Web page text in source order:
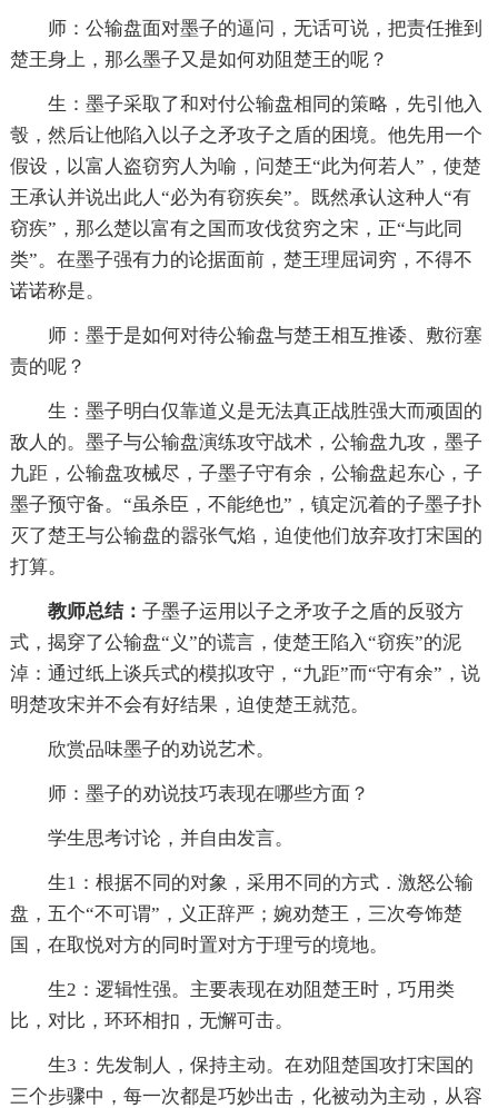
师：公输盘面对墨子的逼问，无话可说，把责任推到
楚王身上，那么墨子又是如何劝阻楚王的呢？
生：墨子采取了和对付公输盘相同的策略，先引他入
彀，然后让他陷入以子之矛攻子之盾的困境。他先用一个
假设，以富人盗窃穷人为喻，问楚王“此为何若人”，使楚
王承认并说出此人“必为有窃疾矣”。既然承认这种人“有
窃疾”，那么楚以富有之国而攻伐贫穷之宋，正“与此同
类”。在墨子强有力的论据面前，楚王理屈词穷，不得不
诺诺称是。
师：墨于是如何对待公输盘与楚王相互推诿、敷衍塞
责的呢？
生：墨子明白仅靠道义是无法真正战胜强大而顽固的
敌人的。墨子与公输盘演练攻守战术，公输盘九攻，墨子
九距，公输盘攻械尽，子墨子守有余，公输盘起东心，子
墨子预守备。“虽杀臣，不能绝也”，镇定沉着的子墨子扑
灭了楚王与公输盘的嚣张气焰，迫使他们放弃攻打宋国的
打算。
教师总结： 子墨子运用以子之矛攻子之盾的反驳方
式，揭穿了公输盘“义”的谎言，使楚王陷入“窃疾”的泥
淖：通过纸上谈兵式的模拟攻守，“九距”而“守有余”，说
明楚攻宋并不会有好结果，迫使楚王就范。
欣赏品味墨子的劝说艺术。
师：墨子的劝说技巧表现在哪些方面？
学生思考讨论，并自由发言。
生1：根据不同的对象，采用不同的方式．激怒公输
盘，五个“不可谓”，义正辞严；婉劝楚王，三次夸饰楚
国，在取悦对方的同时置对方于理亏的境地。
生2：逻辑性强。主要表现在劝阻楚王时，巧用类
比，对比，环环相扣，无懈可击。
生3：先发制人，保持主动。在劝阻楚国攻打宋国的
三个步骤中，每一次都是巧妙出击，化被动为主动，从容